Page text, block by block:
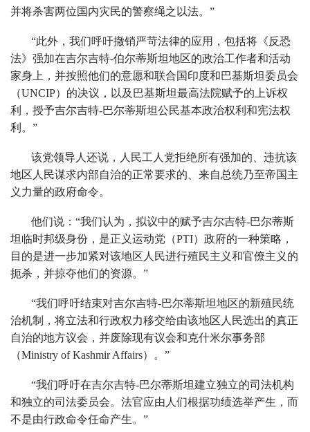
并将杀害两位国内灾民的警察绳之以法。”
“此外，我们呼吁撤销严苛法律的应用，包括将《反恐
法》强加在吉尔吉特-伯尔蒂斯坦地区的政治工作者和活动
家身上，并按照他们的意愿和联合国印度和巴基斯坦委员会
（UNCIP）的决议，以及巴基斯坦最高法院赋予的上诉权
利，授予吉尔吉特-巴尔蒂斯坦公民基本政治权利和宪法权
利。”
该党领导人还说，人民工人党拒绝所有强加的、违抗该
地区人民谋求内部自治的正常要求的、来自总统乃至帝国主
义力量的政府命令。
他们说：“我们认为，拟议中的赋予吉尔吉特-巴尔蒂斯
坦临时邦级身份，是正义运动党（PTI）政府的一种策略，
目的是进一步加紧对该地区人民进行殖民主义和官僚主义的
扼杀，并掠夺他们的资源。”
“我们呼吁结束对吉尔吉特-巴尔蒂斯坦地区的新殖民统
治机制，将立法和行政权力移交给由该地区人民选出的真正
自治的地方议会，并废除现有议会和克什米尔事务部
（Ministry of Kashmir Affairs）。”
“我们呼吁在吉尔吉特-巴尔蒂斯坦建立独立的司法机构
和独立的司法委员会。法官应由人们根据功绩选举产生，而
不是由行政命令任命产生。”